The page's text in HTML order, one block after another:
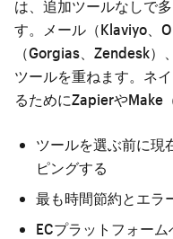
は、追加ツールなしで
す。メール（Klaviyo、
（Gorgias、Zendesk
ツールを重ねます。ネ
るためにZapierやMake
ツールを選ぶ前に現
ピングする
最も時間節約とエラ
ECプラットフォー